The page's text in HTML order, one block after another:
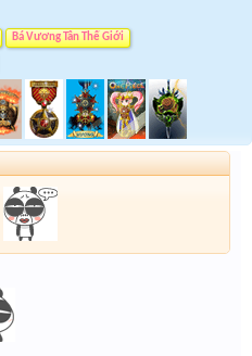
Bá Vương Tân Thế Giới